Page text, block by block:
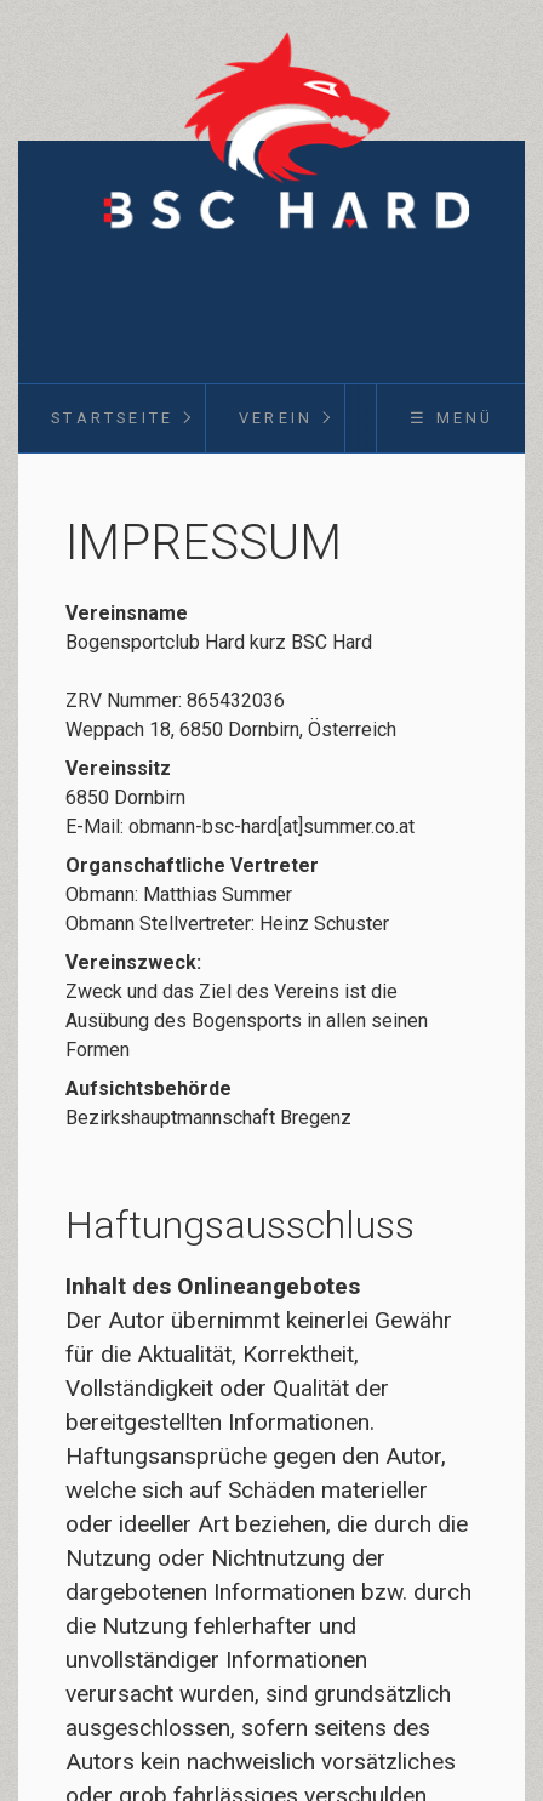
STARTSEITE VEREIN KURSE
☰ MENÜ
IMPRESSUM
Vereinsname
Bogensportclub Hard kurz BSC Hard
ZRV Nummer: 865432036
Weppach 18, 6850 Dornbirn, Österreich
Vereinssitz
6850 Dornbirn
E-Mail: obmann-bsc-hard[at]summer.co.at
Organschaftliche Vertreter
Obmann: Matthias Summer
Obmann Stellvertreter: Heinz Schuster
Vereinszweck:
Zweck und das Ziel des Vereins ist die
Ausübung des Bogensports in allen seinen
Formen
Aufsichtsbehörde
Bezirkshauptmannschaft Bregenz
Haftungsausschluss
Inhalt des Onlineangebotes
Der Autor übernimmt keinerlei Gewähr
für die Aktualität, Korrektheit,
Vollständigkeit oder Qualität der
bereitgestellten Informationen.
Haftungsansprüche gegen den Autor,
welche sich auf Schäden materieller
oder ideeller Art beziehen, die durch die
Nutzung oder Nichtnutzung der
dargebotenen Informationen bzw. durch
die Nutzung fehlerhafter und
unvollständiger Informationen
verursacht wurden, sind grundsätzlich
ausgeschlossen, sofern seitens des
Autors kein nachweislich vorsätzliches
oder grob fahrlässiges verschulden